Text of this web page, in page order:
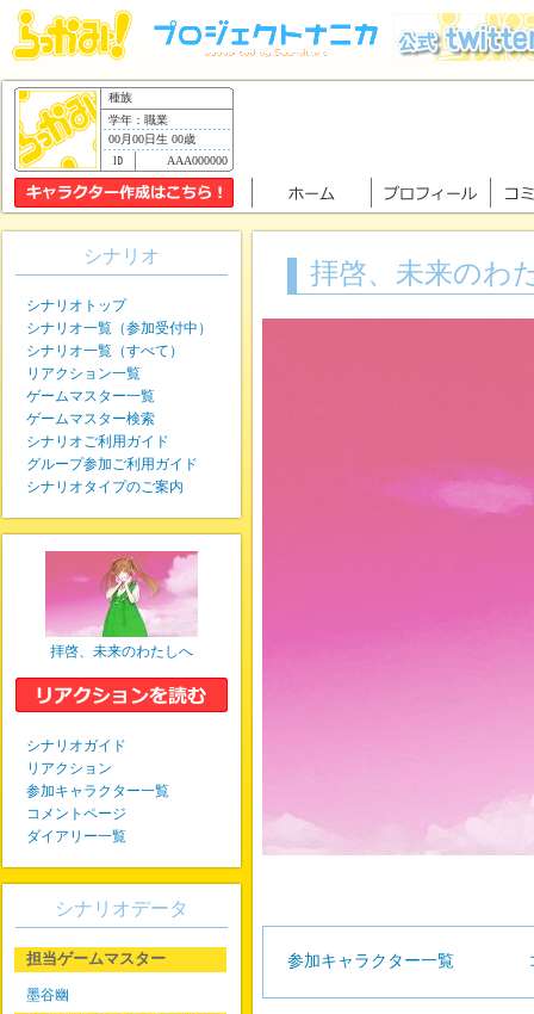
種族
学年：職業
00月00日生 00歳
AAA000000
拝啓、未来のわ
参加キャラクター一覧
シナリオ
シナリオトップ
シナリオ一覧（参加受付中）
シナリオ一覧（すべて）
リアクション一覧
ゲームマスター一覧
ゲームマスター検索
シナリオご利用ガイド
グループ参加ご利用ガイド
シナリオタイプのご案内
拝啓、未来のわたしへ
シナリオガイド
リアクション
参加キャラクター一覧
コメントページ
ダイアリー一覧
シナリオデータ
担当ゲームマスター
墨谷幽